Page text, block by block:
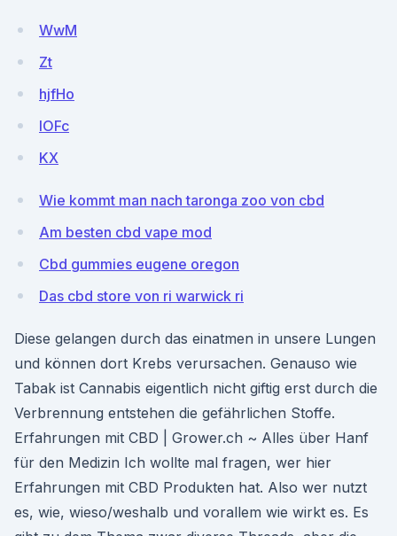
WwM
Zt
hjfHo
IOFc
KX
Wie kommt man nach taronga zoo von cbd
Am besten cbd vape mod
Cbd gummies eugene oregon
Das cbd store von ri warwick ri
Diese gelangen durch das einatmen in unsere Lungen
und können dort Krebs verursachen. Genauso wie
Tabak ist Cannabis eigentlich nicht giftig erst durch die
Verbrennung entstehen die gefährlichen Stoffe.
Erfahrungen mit CBD | Grower.ch ~ Alles über Hanf
für den Medizin Ich wollte mal fragen, wer hier
Erfahrungen mit CBD Produkten hat. Also wer nutzt
es, wie, wieso/weshalb und vorallem wie wirkt es. Es